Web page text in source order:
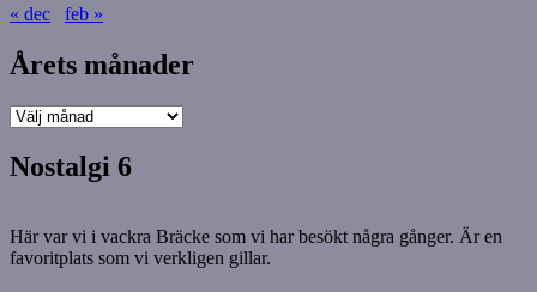
« dec
feb »
Årets månader
Årets
Nostalgi 6
Här var vi i vackra Bräcke som vi har besökt några gånger. Är en
favoritplats som vi verkligen gillar.